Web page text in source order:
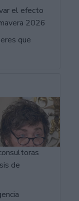
el efecto
2026
que
de